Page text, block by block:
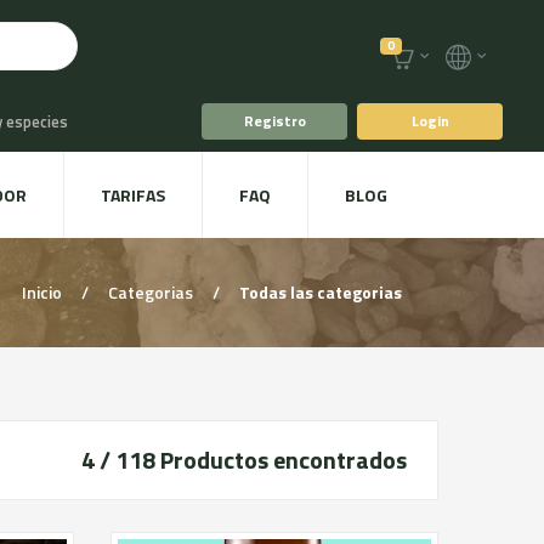
0
especies
y Setas
Registro Login
TARIFAS FAQ BLOG
Inicio / Categorias / Todas las categorias
4 / 118Productos encontrados